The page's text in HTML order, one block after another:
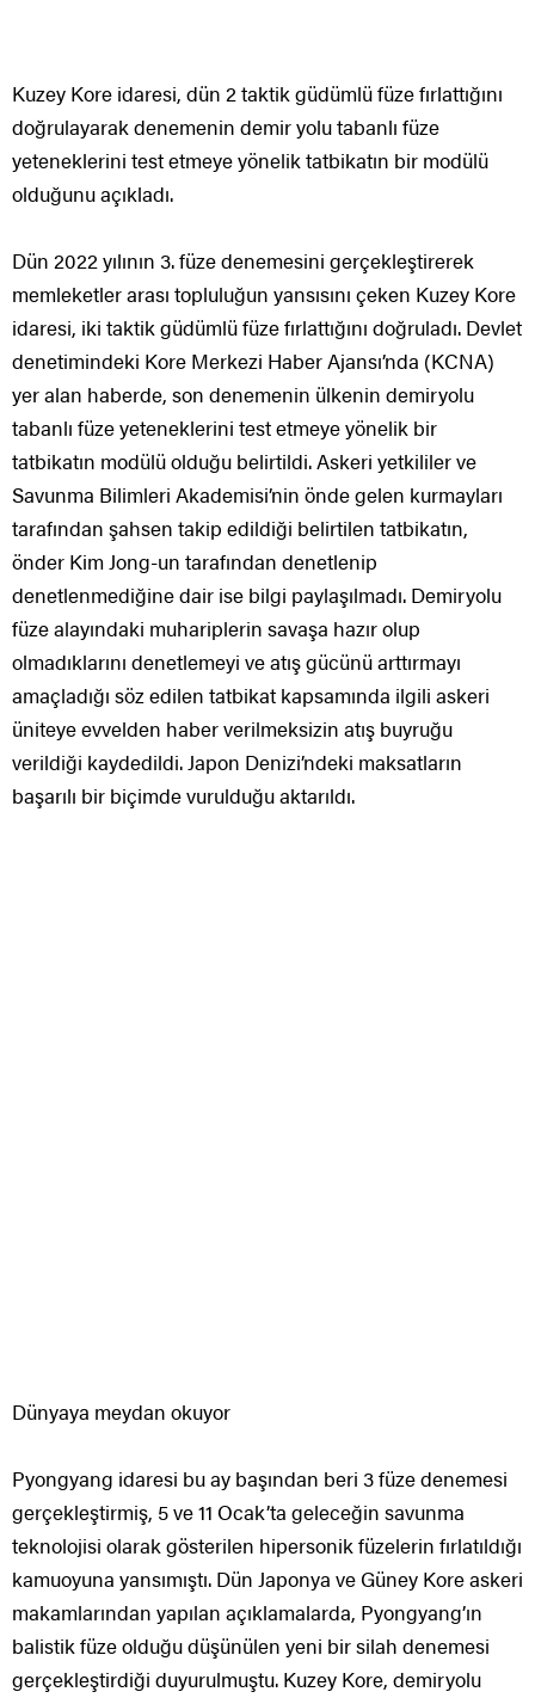
Kuzey Kore idaresi, dün 2 taktik güdümlü füze fırlattığını
doğrulayarak denemenin demir yolu tabanlı füze
yeteneklerini test etmeye yönelik tatbikatın bir modülü
olduğunu açıkladı.
Dün 2022 yılının 3. füze denemesini gerçekleştirerek
memleketler arası topluluğun yansısını çeken Kuzey Kore
idaresi, iki taktik güdümlü füze fırlattığını doğruladı. Devlet
denetimindeki Kore Merkezi Haber Ajansı’nda (KCNA)
yer alan haberde, son denemenin ülkenin demiryolu
tabanlı füze yeteneklerini test etmeye yönelik bir
tatbikatın modülü olduğu belirtildi. Askeri yetkililer ve
Savunma Bilimleri Akademisi’nin önde gelen kurmayları
tarafından şahsen takip edildiği belirtilen tatbikatın,
önder Kim Jong-un tarafından denetlenip
denetlenmediğine dair ise bilgi paylaşılmadı. Demiryolu
füze alayındaki muhariplerin savaşa hazır olup
olmadıklarını denetlemeyi ve atış gücünü arttırmayı
amaçladığı söz edilen tatbikat kapsamında ilgili askeri
üniteye evvelden haber verilmeksizin atış buyruğu
verildiği kaydedildi. Japon Denizi’ndeki maksatların
başarılı bir biçimde vurulduğu aktarıldı.
Dünyaya meydan okuyor
Pyongyang idaresi bu ay başından beri 3 füze denemesi
gerçekleştirmiş, 5 ve 11 Ocak’ta geleceğin savunma
teknolojisi olarak gösterilen hipersonik füzelerin fırlatıldığı
kamuoyuna yansımıştı. Dün Japonya ve Güney Kore askeri
makamlarından yapılan açıklamalarda, Pyongyang’ın
balistik füze olduğu düşünülen yeni bir silah denemesi
gerçekleştirdiği duyurulmuştu. Kuzey Kore, demiryolu